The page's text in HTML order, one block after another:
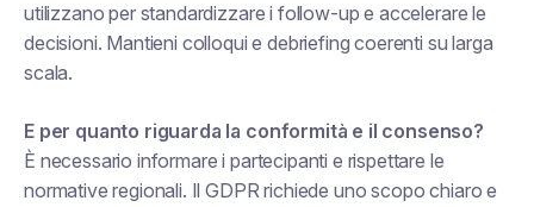
utilizzano per standardizzare i follow-up e accelerare le
decisioni. Mantieni colloqui e debriefing coerenti su larga
scala.
E per quanto riguarda la conformità e il consenso?
È necessario informare i partecipanti e rispettare le
normative regionali. Il GDPR richiede uno scopo chiaro e